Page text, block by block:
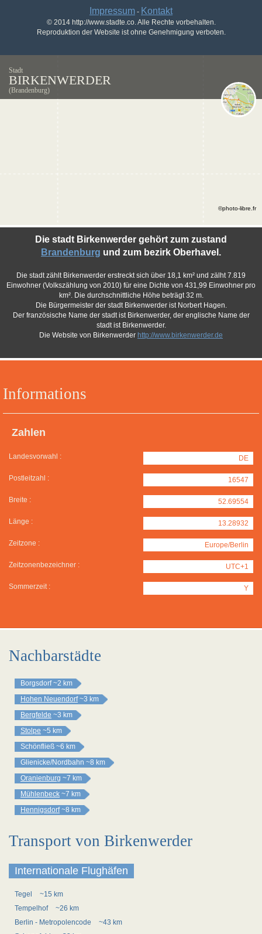
Impressum - Kontakt
© 2014 http://www.stadte.co. Alle Rechte vorbehalten.
Reproduktion der Website ist ohne Genehmigung verboten.
Stadt
BIRKENWERDER
(Brandenburg)
Informations
Zahlen
Landesvorwahl : DE
Postleitzahl : 16547
Breite : 52.69554
Länge : 13.28932
Zeitzone : Europe/Berlin
Zeitzonenbezeichner : UTC+1
Sommerzeit : Y
Die stadt Birkenwerder gehört zum zustand
Brandenburg und zum bezirk Oberhavel.
Die stadt zählt Birkenwerder erstreckt sich über 18,1 km² und zälht 7.819
Einwohner (Volkszählung von 2010) für eine Dichte von 431,99 Einwohner pro
km². Die durchschnittliche Höhe beträgt 32 m.
Die Bürgermeister der stadt Birkenwerder ist Norbert Hagen.
Der französische Name der stadt ist Birkenwerder, der englische Name der
stadt ist Birkenwerder.
Die Website von Birkenwerder http://www.birkenwerder.de
©photo-libre.fr
Nachbarstädte
Borgsdorf ~2 km
Hohen Neuendorf ~3 km
Bergfelde ~3 km
Stolpe ~5 km
Schönfließ ~6 km
Glienicke/Nordbahn ~8 km
Oranienburg ~7 km
Mühlenbeck ~7 km
Hennigsdorf ~8 km
Transport von Birkenwerder
Internationale Flughäfen
Tegel
~15 km
Tempelhof
~26 km
Berlin - Metropolencode
~43 km